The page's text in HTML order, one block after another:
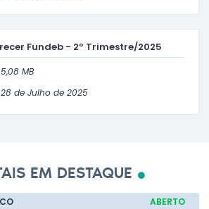
Fundeb - 2º Trimestre/2025
5,08 MB
28 de Julho de 2025
EM DESTAQUE
ABERTO